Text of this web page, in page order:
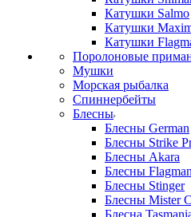
Катушки Salmo
Катушки
Катушки
Поролоновые
Мушки
Морская рыбалка
Спиннербейты
Блесны
Блесны German
Блесны Strike
Блесны Akara
Блесны Flagman
Блесны Stinger
Блесны Mister
Блесна